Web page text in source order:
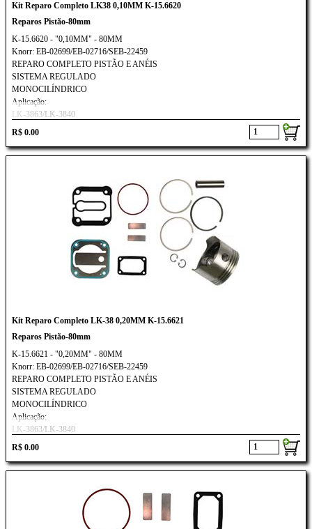
Kit Reparo Completo LK38 0,10MM K-15.6620
Reparos Pistão-80mm
K-15.6620 - "0,10MM" - 80MM
Knorr: EB-02699/EB-02716/SEB-22459
REPARO COMPLETO PISTÃO E ANÉIS
SISTEMA REGULADO
MONOCILÍNDRICO
Aplicação:
LK-3863/LK-3840
Ford Cargo 815E/ 1317E/ 1517E/ 1717E
R$ 0.00
Kit Reparo Completo LK-38 0,20MM K-15.6621
Reparos Pistão-80mm
K-15.6621 - "0,20MM" - 80MM
Knorr: EB-02699/EB-02716/SEB-22459
REPARO COMPLETO PISTÃO E ANÉIS
SISTEMA REGULADO
MONOCILÍNDRICO
Aplicação:
LK-3863/LK-3840
Ford Cargo 815E/ 1317E/ 1517E/ 1717E
R$ 0.00